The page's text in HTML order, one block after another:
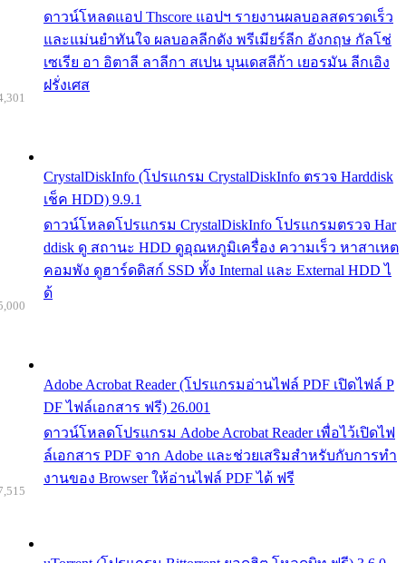
ดาวน์โหลดแอป Thscore แอปฯ รายงานผลบอลสดรวดเร็ว
และแม่นยำทันใจ ผลบอลลีกดัง พรีเมียร์ลีก อังกฤษ กัลโช่
เซเรีย อา อิตาลี ลาลีกา สเปน บุนเดสลีก้า เยอรมัน ลีกเอิง
ฝรั่งเศส
CrystalDiskInfo (โปรแกรม CrystalDiskInfo ตรวจ Harddisk
เช็ค HDD) 9.9.1
ดาวน์โหลดโปรแกรม CrystalDiskInfo โปรแกรมตรวจ Har
ddisk ดู สถานะ HDD ดูอุณหภูมิเครื่อง ความเร็ว หาสาเหต
คอมพัง ดูฮาร์ดดิสก์ SSD ทั้ง Internal และ External HDD ไ
ด้
Adobe Acrobat Reader (โปรแกรมอ่านไฟล์ PDF เปิดไฟล์ P
DF ไฟล์เอกสาร ฟรี) 26.001
ดาวน์โหลดโปรแกรม Adobe Acrobat Reader เพื่อไว้เปิดไฟ
ล์เอกสาร PDF จาก Adobe และช่วยเสริมสำหรับกับการทำ
งานของ Browser ให้อ่านไฟล์ PDF ได้ ฟรี